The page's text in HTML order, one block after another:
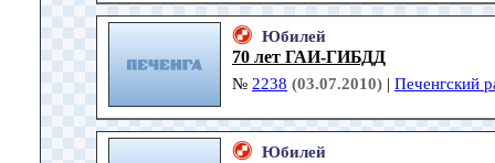
Юбилей
70 лет ГАИ-ГИБДД
№ 2238 (03.07.2010) | Печенгский
Юбилей